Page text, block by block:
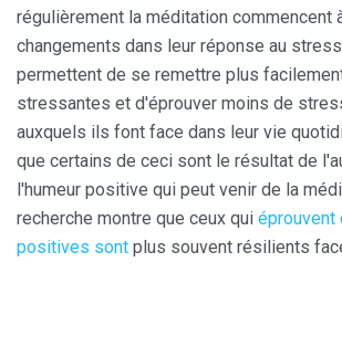
régulièrement la méditation commencent
changements dans leur réponse au
permettent de se remettre plus
stressantes et d'éprouver moins de
auxquels ils font face dans leur vie
que certains de ceci sont le résultat de
l'humeur positive qui peut venir de la
recherche montre que ceux qui éprouvent
positives sont plus souvent résilients